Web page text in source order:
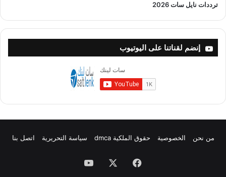
ترددات نايل سات 2026
إنضم لقناتنا على اليوتيوب
من نحن الخصوصية حقوق الملكية dmca سياسة التحريرية اتصل بنا
فيسبوك